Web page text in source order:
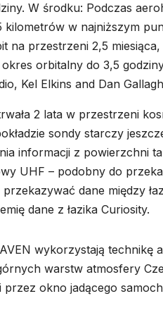
W środku: Podczas
w najniższym
na przestrzeni 2,5
orbitalny do 3,5
Kel Elkins and Dan
2 lata w przestrzeni
sondy starczy
informacji z powierzchni
UHF – podobny do
dane między
dane z łazika Curiosity.
wykorzystają technikę
warstw atmosfery
przez okno jadącego